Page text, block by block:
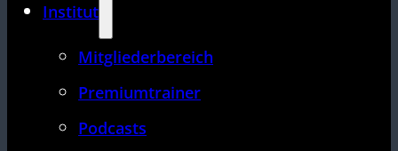
Institut
Mitgliederbereich
Premiumtrainer
Podcasts